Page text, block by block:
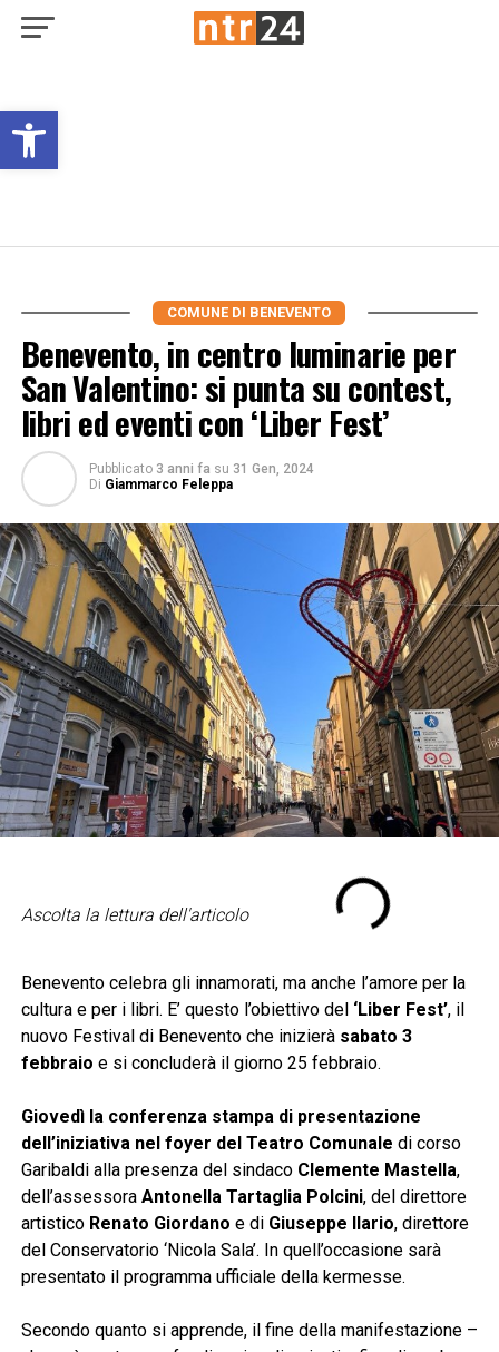
Open toolbar
COMUNE DI BENEVENTO
Benevento, in centro luminarie per
San Valentino: si punta su contest,
libri ed eventi con ‘Liber Fest’
Pubblicato 3 anni fa su 31 Gen, 2024
Di Giammarco Feleppa
Ascolta la lettura dell'articolo
Benevento celebra gli innamorati, ma anche l’amore per la
cultura e per i libri. E’ questo l’obiettivo del ‘Liber Fest’, il
nuovo Festival di Benevento che inizieràsabato 3
febbraio e si concluderà il giorno 25 febbraio.
Giovedì la conferenza stampa di presentazione
dell’iniziativa nel foyer del Teatro Comunale di corso
Garibaldi alla presenza del sindaco Clemente Mastella,
dell’assessora Antonella Tartaglia Polcini, del direttore
artistico Renato Giordano e di Giuseppe Ilario, direttore
del Conservatorio ‘Nicola Sala’. In quell’occasione sarà
presentato il programma ufficiale della kermesse.
Secondo quanto si apprende, il fine della manifestazione –